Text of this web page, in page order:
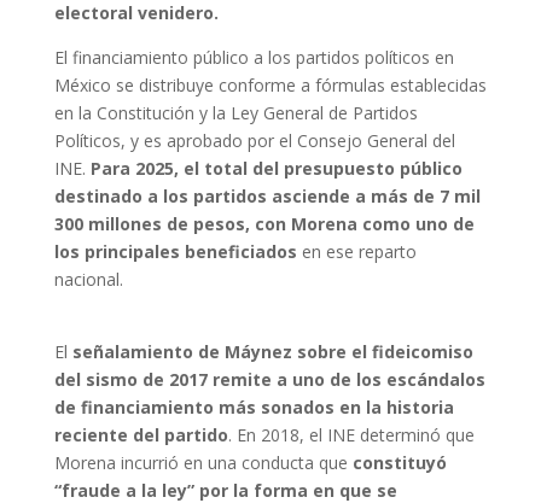
electoral venidero.
El financiamiento público a los partidos políticos en
México se distribuye conforme a fórmulas establecidas
en la Constitución y la Ley General de Partidos
Políticos, y es aprobado por el Consejo General del
INE. Para 2025, el total del presupuesto público
destinado a los partidos asciende a más de 7 mil
300 millones de pesos, con Morena como uno de
los principales beneficiados en ese reparto
nacional.
El señalamiento de Máynez sobre el fideicomiso
del sismo de 2017 remite a uno de los escándalos
de financiamiento más sonados en la historia
reciente del partido. En 2018, el INE determinó que
Morena incurrió en una conducta que constituyó
“fraude a la ley” por la forma en que se